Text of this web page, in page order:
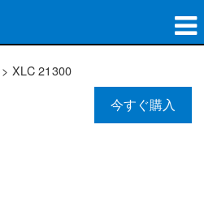
> XLC 21300
今すぐ購入